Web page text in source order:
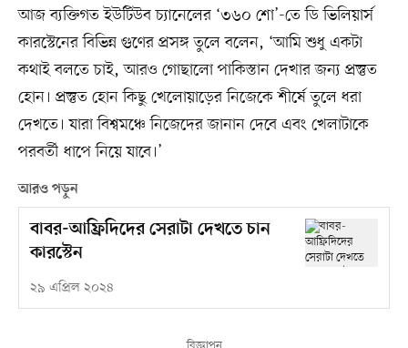
আজ ব্যক্তিগত ইউটিউব চ্যানেলের ‘৩৬০ শো’-তে ডি ভিলিয়ার্স
কারস্টেনের বিভিন্ন গুণের প্রসঙ্গ তুলে বলেন, ‘আমি শুধু একটা
কথাই বলতে চাই, আরও গোছালো পাকিস্তান দেখার জন্য প্রস্তুত
হোন। প্রস্তুত হোন কিছু খেলোয়াড়ের নিজেকে শীর্ষে তুলে ধরা
দেখতে। যারা বিশ্বমঞ্চে নিজেদের জানান দেবে এবং খেলাটাকে
পরবর্তী ধাপে নিয়ে যাবে।’
আরও পড়ুন
বাবর-আফ্রিদিদের সেরাটা দেখতে চান
কারস্টেন
২৯ এপ্রিল ২০২৪